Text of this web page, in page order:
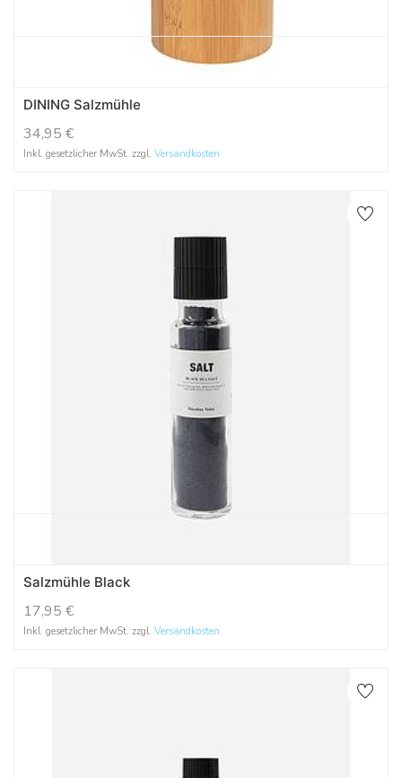
DINING Salzmühle
34,95 €
Inkl. gesetzlicher MwSt. zzgl. Versandkosten
Salzmühle Black
17,95 €
Inkl. gesetzlicher MwSt. zzgl. Versandkosten